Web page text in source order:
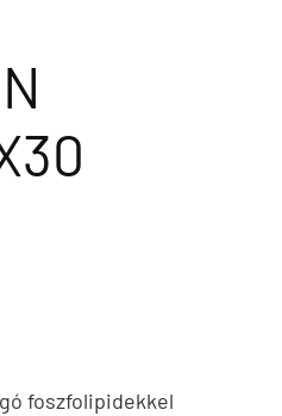
foszfolipidekkel